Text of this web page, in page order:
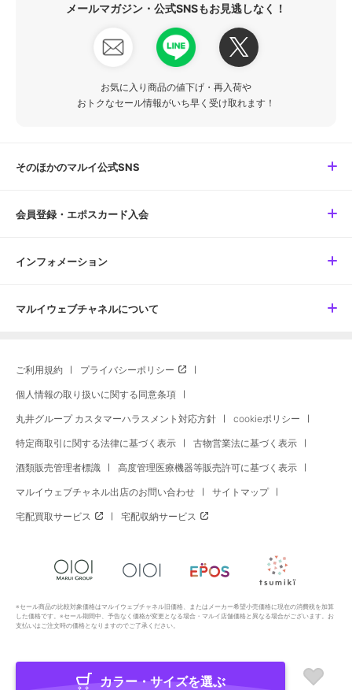
メールマガジン・公式SNSもお見逃しなく！
お気に入り商品の値下げ・再入荷や
おトクなセール情報がいち早く受け取れます！
そのほかのマルイ公式SNS
会員登録・エポスカード入会
インフォメーション
マルイウェブチャネルについて
ご利用規約 プライバシーポリシー
個人情報の取り扱いに関する同意条項
丸井グループ カスタマーハラスメント対応方針 cookieポリシー
特定商取引に関する法律に基づく表示 古物営業法に基づく表示
酒類販売管理者標識 高度管理医療機器等販売許可に基づく表示
マルイウェブチャネル出店のお問い合わせ サイトマップ
宅配買取サービス 宅配収納サービス
※セール商品の比較対象価格はマルイウェブチャネル旧価格、またはメーカー希望小売価格に現在の消費税を加算
した価格です。※セール期間中、予告なく価格が変更となる場合・マルイ店舗価格と異なる場合がございます。お
支払いはご注文時の価格となりますのでご了承ください。
Copyright All Rights Reserved. MARUI Co., Ltd
カラー・サイズを選ぶ